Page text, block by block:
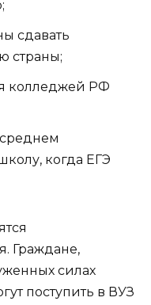
сдавать
страны;
колледжей РФ
среднем
когда ЕГЭ
Граждане,
силах
поступить в ВУЗ